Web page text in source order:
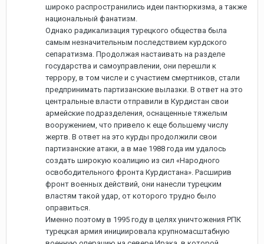
широко распространились идеи пантюркизма, а также
национальный фанатизм.
Однако радикализация турецкого общества была
самым незначительным последствием курдского
сепаратизма. Продолжая настаивать на разделе
государства и самоуправлении, они перешли к
террору, в том числе и с участием смертников, стали
предпринимать партизанские вылазки. В ответ на это
центральные власти отправили в Курдистан свои
армейские подразделения, оснащенные тяжелым
вооружением, что привело к еще большему числу
жертв. В ответ на это курды продолжили свои
партизанские атаки, а в мае 1988 года им удалось
создать широкую коалицию из сил «Народного
освободительного фронта Курдистана». Расширив
фронт военных действий, они нанесли турецким
властям такой удар, от которого трудно было
оправиться.
Именно поэтому в 1995 году в целях уничтожения РПК
турецкая армия инициировала крупномасштабную